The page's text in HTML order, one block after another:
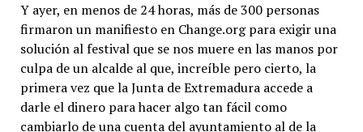
Y ayer, en menos de 24 horas, más de 300 personas
firmaron un manifiesto en Change.org para exigir una
solución al festival que se nos muere en las manos por
culpa de un alcalde al que, increíble pero cierto, la
primera vez que la Junta de Extremadura accede a
darle el dinero para hacer algo tan fácil como
cambiarlo de una cuenta del ayuntamiento al de la